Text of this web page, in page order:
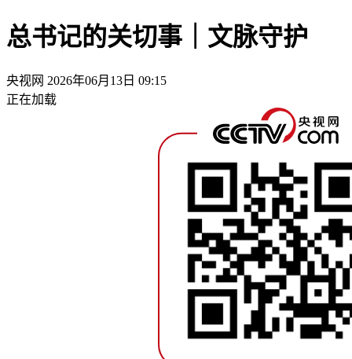
总书记的关切事｜文脉守护
央视网 2026年06月13日 09:15
正在加载